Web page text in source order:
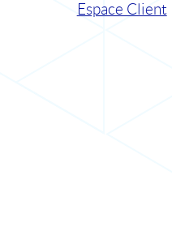
Espace Client